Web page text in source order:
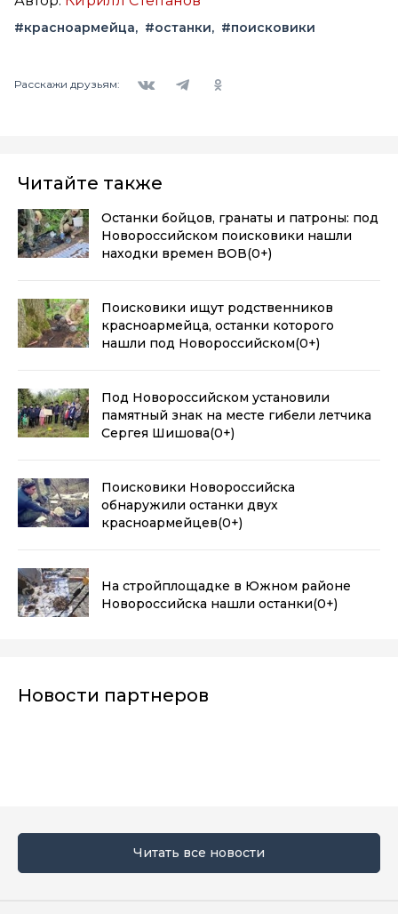
#красноармейца #останки #поисковики
Расскажи друзьям:
Читайте также
Останки бойцов, гранаты и патроны: под
Новороссийском поисковики нашли
находки времен ВОВ(0+)
Поисковики ищут родственников
красноармейца, останки которого
нашли под Новороссийском(0+)
Под Новороссийском установили
памятный знак на месте гибели летчика
Сергея Шишова(0+)
Поисковики Новороссийска
обнаружили останки двух
красноармейцев(0+)
На стройплощадке в Южном районе
Новороссийска нашли останки(0+)
Новости партнеров
Читать все новости